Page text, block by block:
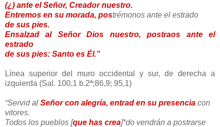
(¿) ante el Señor, Creador nuestro.
Entremos en su morada, postrémonos ante el estrado
de sus pies.
Ensalzad al Señor Dios nuestro, postraos ante el
estrado
de sus pies: Santo es Él.”
Línea superior del muro occidental y sur, de derecha a
izquierda (Sal. 100,1 b.2ª;86,9; 95,1)
“Servid al Señor con alegría, entrad en su presencia con
vitores.
Todos los pueblos [que has crea]*do vendrán a postrarse